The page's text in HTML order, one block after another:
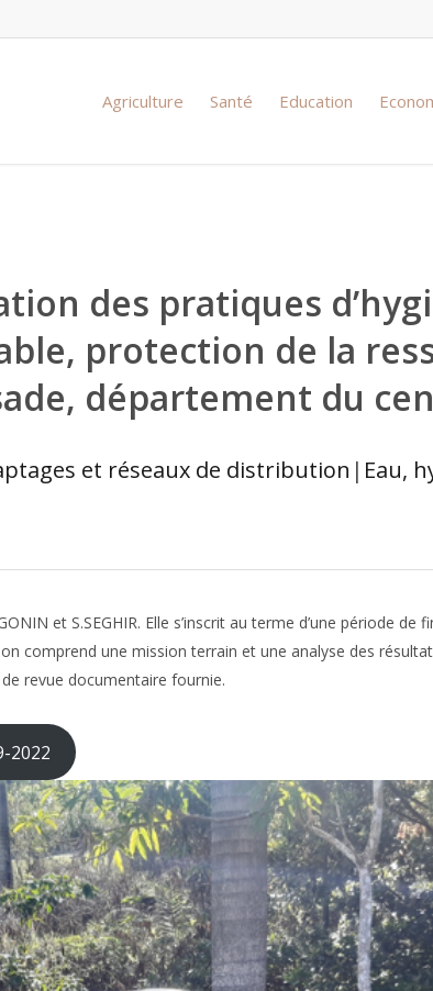
Agriculture Santé Education
des pratiques
protection de la
département du
et réseaux de distribution | Eau,
et S.SEGHIR. Elle s’inscrit au terme d’une période de
comprend une mission terrain et une analyse des
revue documentaire fournie.
2022